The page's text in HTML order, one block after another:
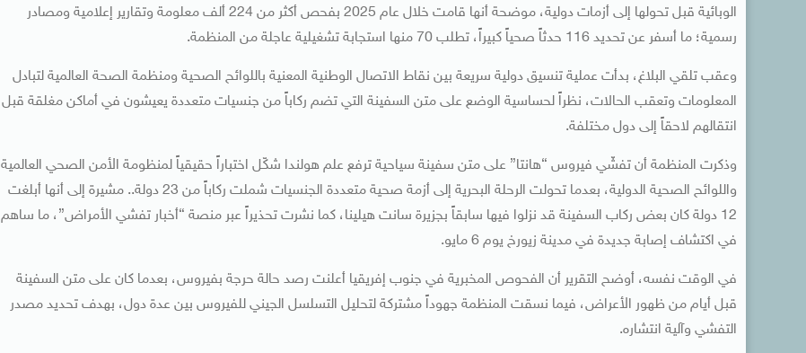
الوبائية قبل تحولها إلى أزمات دولية، موضحة أنها قامت خلال عام 2025 بفحص أكثر من 224 ألف معلومة وتقارير إعلامية ومصادر
رسمية؛ ما أسفر عن تحديد 116 حدثاً صحياً كبيراً، تطلب 70 منها استجابة تشغيلية عاجلة من المنظمة.
وعقب تلقي البلاغ، بدأت عملية تنسيق دولية سريعة بين نقاط الاتصال الوطنية المعنية باللوائح الصحية ومنظمة الصحة العالمية لتبادل
المعلومات وتعقب الحالات، نظراً لحساسية الوضع على متن السفينة التي تضم ركاباً من جنسيات متعددة يعيشون في أماكن مغلقة قبل
انتقالهم لاحقاً إلى دول مختلفة.
وذكرت المنظمة أن تفشّي فيروس “هانتا” على متن سفينة سياحية ترفع علم هولندا شكّل اختباراً حقيقياً لمنظومة الأمن الصحي العالمية
واللوائح الصحية الدولية، بعدما تحولت الرحلة البحرية إلى أزمة صحية متعددة الجنسيات شملت ركاباً من 23 دولة.. مشيرة إلى أنها أبلغت
12 دولة كان بعض ركاب السفينة قد نزلوا فيها سابقاً بجزيرة سانت هيلينا، كما نشرت تحذيراً عبر منصة “أخبار تفشي الأمراض”، ما ساهم
في اكتشاف إصابة جديدة في مدينة زيورخ يوم 6 مايو.
في الوقت نفسه، أوضح التقرير أن الفحوص المخبرية في جنوب إفريقيا أعلنت رصد حالة حرجة بفيروس، بعدما كان على متن السفينة
قبل أيام من ظهور الأعراض، فيما نسقت المنظمة جهوداً مشتركة لتحليل التسلسل الجيني للفيروس بين عدة دول، بهدف تحديد مصدر
التفشي وآلية انتشاره.